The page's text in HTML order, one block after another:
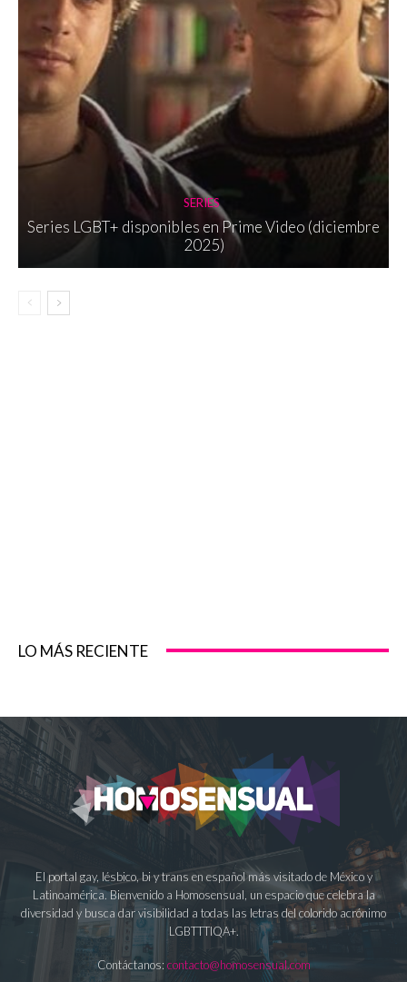
SERIES
Series LGBT+ disponibles en Prime Video (diciembre
2025)
LO MÁS RECIENTE
El portal gay, lésbico, bi y trans en español más visitado de México y
Latinoamérica. Bienvenido a Homosensual, un espacio que celebra la
diversidad y busca dar visibilidad a todas las letras del colorido acrónimo
LGBTTTIQA+.
Contáctanos: contacto@homosensual.com